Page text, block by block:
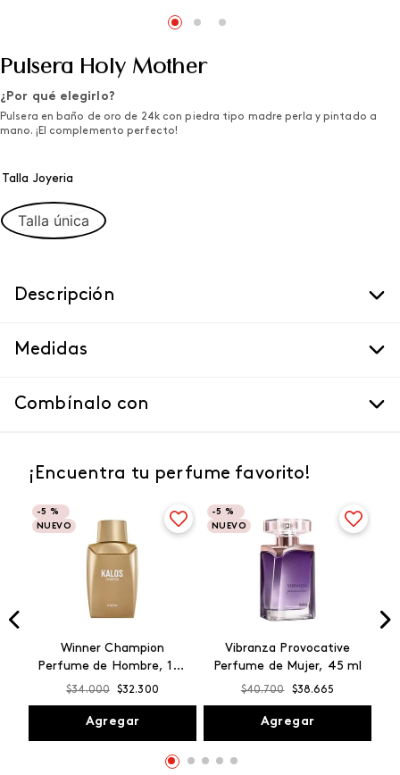
Pulsera Holy Mother
¿Por qué elegirlo?
Pulsera en baño de oro de 24k con piedra tipo madre perla y pintado a
mano. ¡El complemento perfecto!
Talla Joyeria
Talla única
Descripción
Medidas
Combínalo con
¡Encuentra tu perfume favorito!
-5 %
NUEVO
Winner Champion
Perfume de Hombre, 100
ml
$34.000 $32.300
Agregar
-5 %
NUEVO
Vibranza Provocative
Perfume de Mujer, 45 ml
$40.700 $38.665
Agregar